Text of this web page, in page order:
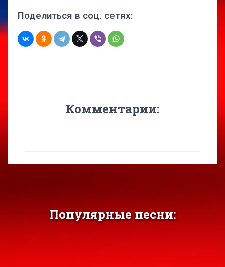
Поделиться в соц. сетях:
Комментарии:
Популярные песни: